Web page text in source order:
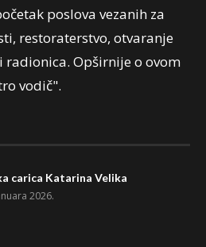
poslova vezanih za
restoraterstvo, otvaranje
radionica. Opširnije o ovom
vodič".
carica Katarina Velika
2026.